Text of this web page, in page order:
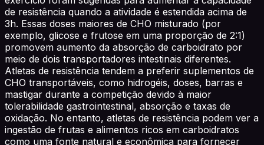
de resistência quando a atividade é estendida acima de
3h. Essas doses maiores de CHO misturado (por
exemplo, glicose e frutose em uma proporção de 2:1)
promovem aumento da absorção de carboidrato por
meio de dois transportadores intestinais diferentes.
Atletas de resistência tendem a preferir suplementos de
CHO transportáveis, como hidrogéis, doses, barras e
mastigar durante a competição devido à maior
tolerabilidade gastrointestinal, absorção e taxas de
oxidação. No entanto, atletas de resistência podem ver a
ingestão de frutas e alimentos ricos em carboidratos
como uma fonte natural e econômica para fornecer